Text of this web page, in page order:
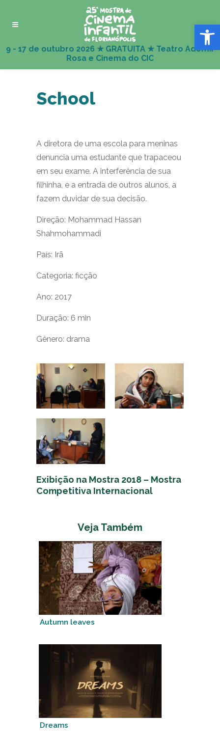
Abrir
School
A diretora de uma escola para meninas
denuncia uma estudante que trapaceou
em seu exame. A interferência de sua
filhinha, e a entrada de outros alunos, a
fazem duvidar de sua decisão.
Direção: Mohammad Hassan
Shahmohammadi
País: Irã
Categoria: ficção
Ano: 2017
Duração: 6 min
Gênero: drama
Exibição na Mostra 2018 – Mostra
Competitiva Internacional
Veja Também
Autumn leaves
Dreams